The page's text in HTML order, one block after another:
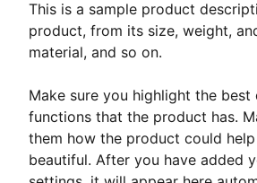
This is a sample product
product, from its size, weight,
material, and so on.
Make sure you highlight the
functions that the product has.
them how the product could
beautiful. After you have added